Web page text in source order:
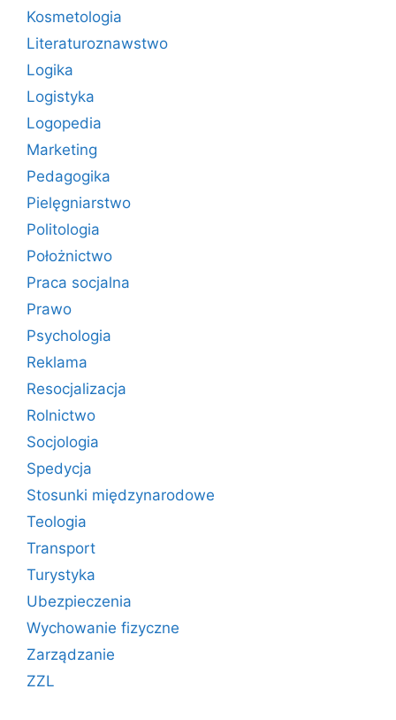
Kosmetologia
Literaturoznawstwo
Logika
Logistyka
Logopedia
Marketing
Pedagogika
Pielęgniarstwo
Politologia
Położnictwo
Praca socjalna
Prawo
Psychologia
Reklama
Resocjalizacja
Rolnictwo
Socjologia
Spedycja
Stosunki międzynarodowe
Teologia
Transport
Turystyka
Ubezpieczenia
Wychowanie fizyczne
Zarządzanie
ZZL